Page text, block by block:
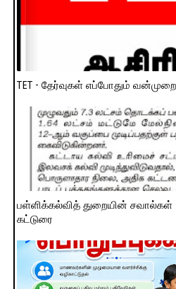
TET - தேர்வுகள் எப்போதும்
பள்ளிக்கல்வித் துறையின் சவால்கள்
கட்டுரை